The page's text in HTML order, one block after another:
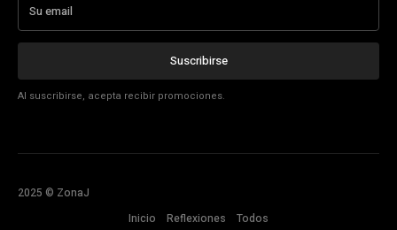
Suscribirse
Al suscribirse, acepta recibir promociones.
2025 © ZonaJ
Inicio
Reflexiones Todos